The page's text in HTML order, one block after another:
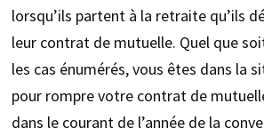
lorsqu’ils partent à la retraite qu’ils
leur contrat de mutuelle. Quel que
les cas énumérés, vous êtes dans la
pour rompre votre contrat de
dans le courant de l’année de la